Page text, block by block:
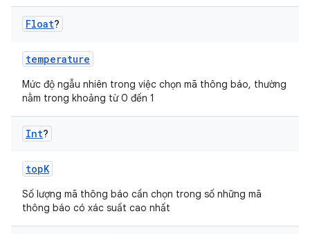
Float?
temperature
Mức độ ngẫu nhiên trong việc chọn mã thông báo, thường
nằm trong khoảng từ 0 đến 1
Int?
topK
Số lượng mã thông báo cần chọn trong số những mã
thông báo có xác suất cao nhất